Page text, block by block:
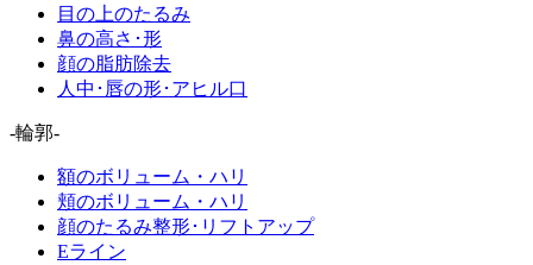
目の上のたるみ
鼻の高さ･形
顔の脂肪除去
人中･唇の形･アヒル口
-輪郭-
額のボリューム・ハリ
頬のボリューム・ハリ
顔のたるみ整形･リフトアップ
Eライン